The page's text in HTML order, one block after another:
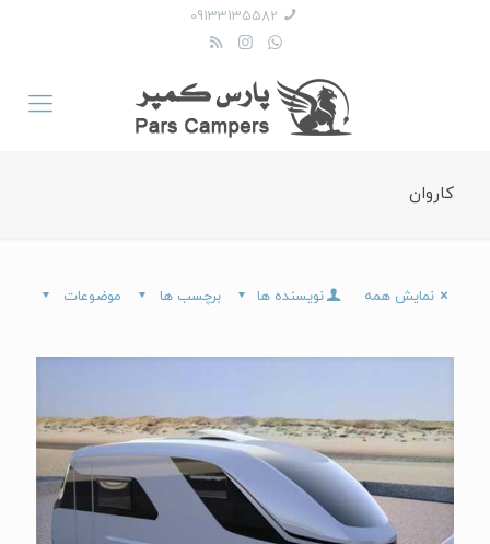
09133135582
کاروان
موضوعات برچسب ها نویسنده ها نمایش همه